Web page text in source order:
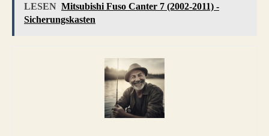
LESEN Mitsubishi Fuso Canter 7 (2002-2011) -
Sicherungskasten